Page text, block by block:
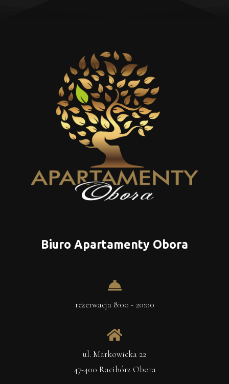
Biuro Apartamenty Obora
rezerwacja 8:00 - 20:00
ul. Markowicka 22
47-400 Racibórz Obora